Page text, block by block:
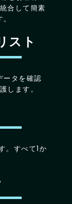
合して簡素
スト
ータを確認
します。
。すべて1か